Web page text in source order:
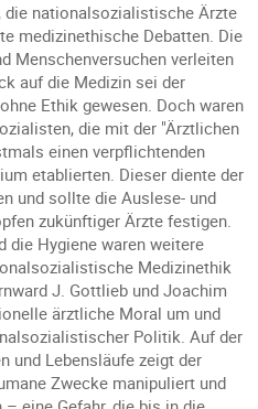
die nationalsozialistische Ärzte
medizinethische Debatten. Die
Menschenversuchen verleiten
auf die Medizin sei der
Ethik gewesen. Doch waren
die mit der "Ärztlichen
einen verpflichtenden
etablierten. Dieser diente der
und sollte die Auslese- und
zukünftiger Ärzte festigen.
die Hygiene waren weitere
Medizinethik
J. Gottlieb und Joachim
ärztliche Moral um und
Politik. Auf der
und Lebensläufe zeigt der
Zwecke manipuliert und